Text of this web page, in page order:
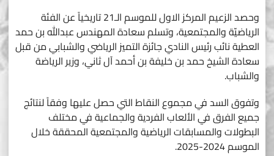
وحصد الزعيم المركز الاول للموسم الـ21 تاريخياً عن الفئة
الرياضيّة والمجتمعية، وتسلم سعادة المهندس عبدالله بن حمد
العطية نائب رئيس النادي جائزة التميز الرياضي والشبابي من قبل
سعادة الشيخ حمد بن خليفة بن أحمد آل ثاني، وزير الرياضة
والشباب.
وتفوق السد في مجموع النقاط التي حصل عليها وفقاً لنتائج
جميع الفرق في الألعاب الفردية والجماعية في مختلف
البطولات والمسابقات الرياضية والمجتمعية المحققة خلال
الموسم 2024-2025.